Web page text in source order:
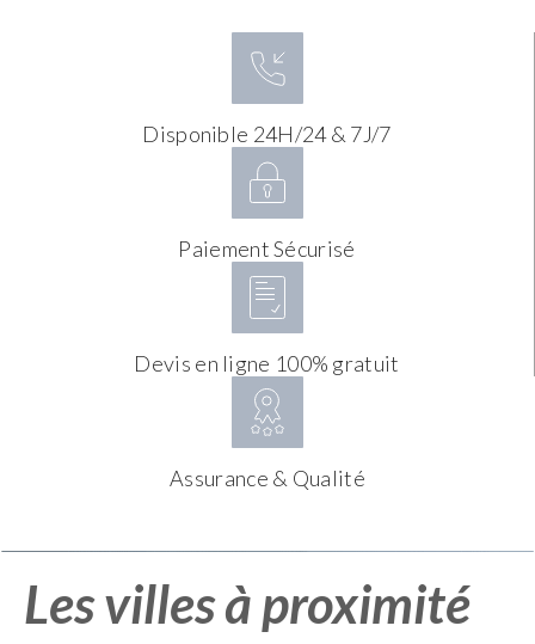
Disponible 24H/24 & 7J/7
Paiement Sécurisé
Devis en ligne 100% gratuit
Assurance & Qualité
Les villes à proximité